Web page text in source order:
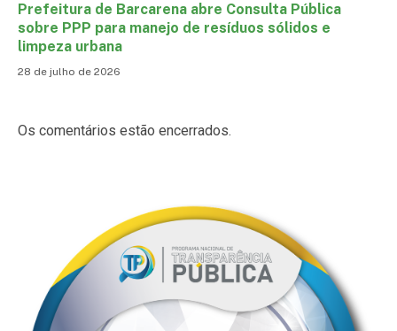
Prefeitura de Barcarena abre Consulta Pública
sobre PPP para manejo de resíduos sólidos e
limpeza urbana
28 de julho de 2026
Os comentários estão encerrados.